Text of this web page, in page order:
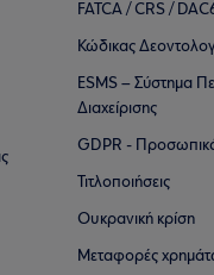
FATCA / CRS /
Κώδικας
ESMS – Σύστημα
Διαχείρισης
GDPR -
Τιτλοποιήσεις
Ουκρανική κρίση
Μεταφορές